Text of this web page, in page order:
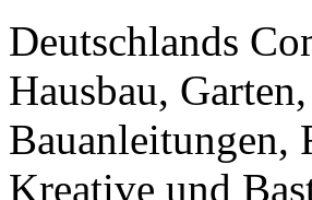
Deutschlands
Hausbau,
Bauanleitungen,
Kreative und